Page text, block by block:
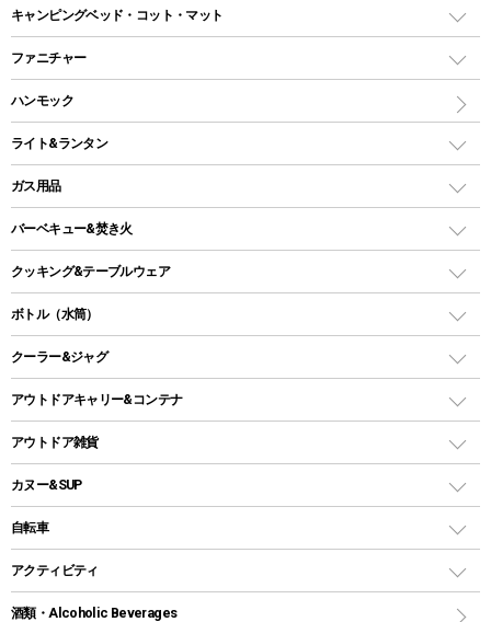
ツールームテント
ワンポールテント
シェルターテント
ロッジ型・オリジナルテント
タープ
スクエアタープ（レクタタープ）
メッシュタープ
自立式タープ
パラソル
テントアクセサリー
ペグ
グランドシート
ガイドロープ
ツール
レクタングラー型（封筒型）シュラフ
インナーシュラフ
キャンピングベッド・コット・マット
キャンピングベッド・コット
インフレータブルマット
ファニチャー
アウトドアテーブル
レジャーシート
ハンモック
ライト&ランタン
LEDランタン
ガスランタン
オイルランタン
LEDライト
ヘッドライト
キャンドル
ガス用品
ガスバーナー
ガス缶
ガストーチ、ライター
バーベキュー&焚き火
バーベキューコンロ、グリル
焚き火台タイプ（ロースタイル）グリル
卓上タイプグリル
パーティータイプグリル
鉄板、アミ
焚き火台&ストーブ
火起こし
クッキング&テーブルウェア
ダッチオーブン
ホットサンドメーカー
クッカーセット
シェラカップ
クッキングツール
ナイフ
ボトル（水筒）
ステンレスボトル
コップ付きタイプ
ワンタッチタイプ
プラスチックボトル
ディズニーボトル
クーラー&ジャグ
クーラーボックス
クーラーバッグ
ウォータージャグ
保冷剤
アウトドアキャリー&コンテナ
アウトドアキャリー
アウトドア雑貨
バックパック&バッグ
リュック、バックパック
トートバッグ、サコッシュ
ショッピングキャリー
カヌー&SUP
インフレータブル
カヤック
自転車
折りたたみ自転車
スポーツサイクル
アクティビティ
マリン
酒類・Alcoholic Beverages